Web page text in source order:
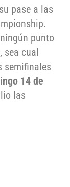
pase a las
punto
sea cual
semifinales
14 de
las